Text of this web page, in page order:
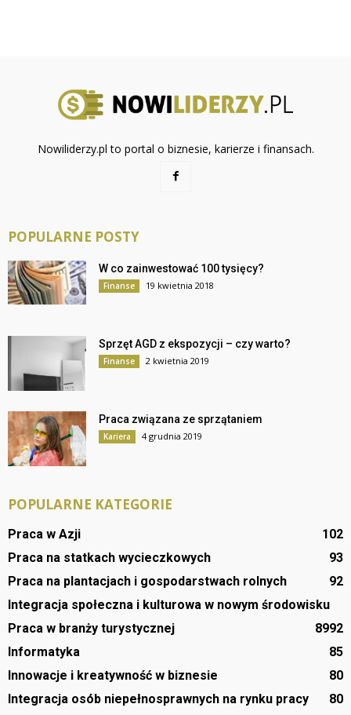
Nowiliderzy.pl to portal o biznesie, karierze i finansach.
POPULARNE POSTY
W co zainwestować 100 tysięcy?
Finanse 19 kwietnia 2018
Sprzęt AGD z ekspozycji – czy warto?
Finanse 2 kwietnia 2019
Praca związana ze sprzątaniem
Kariera 4 grudnia 2019
POPULARNE KATEGORIE
Praca w Azji
102
Praca na statkach wycieczkowych
93
Praca na plantacjach i gospodarstwach rolnych
92
Integracja społeczna i kulturowa w nowym środowisku
92
Praca w branży turystycznej
89
Informatyka
85
Innowacje i kreatywność w biznesie
80
Integracja osób niepełnosprawnych na rynku pracy
80